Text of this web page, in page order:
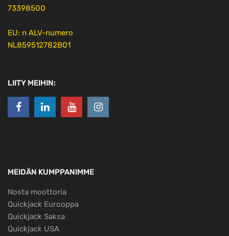
73398500
EU: n ALV-numero
NL859512782B01
LIITY MEIHIN:
MEIDÄN KUMPPANIMME
Nosta moottoria
Quickjack Eurooppa
Quickjack Saksa
Quickjack USA